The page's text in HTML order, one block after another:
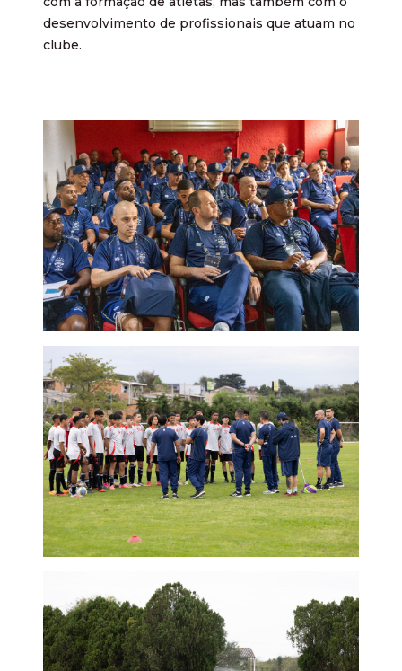
desenvolvimento de profissionais que atuam no
clube.